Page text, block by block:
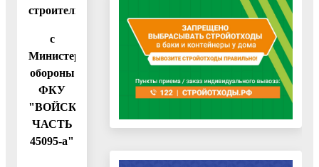
строительства
с
Министерством
обороны
ФКУ
"ВОЙСКОВАЯ
ЧАСТЬ
45095-а"